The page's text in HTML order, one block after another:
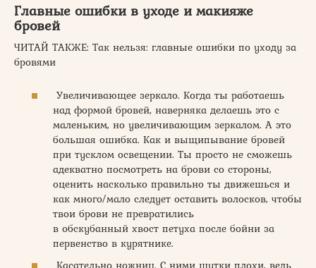
Главные ошибки в уходе и макияже
бровей
ЧИТАЙ ТАКЖЕ: Так нельзя: главные ошибки по уходу за
бровями
Увеличивающее зеркало. Когда ты работаешь
над формой бровей, наверняка делаешь это с
маленьким, но увеличивающим зеркалом. А это
большая ошибка. Как и выщипывание бровей
при тусклом освещении. Ты просто не сможешь
адекватно посмотреть на брови со стороны,
оценить насколько правильно ты движешься и
как много/мало следует оставить волосков, чтобы
твои брови не превратились
в обскубанный хвост петуха после бойни за
первенство в курятнике.